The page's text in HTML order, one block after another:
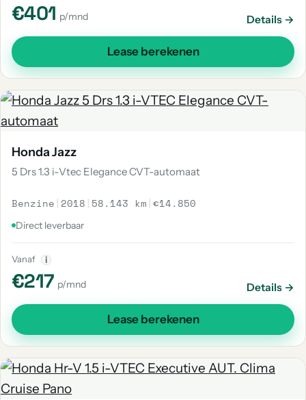
€401 p/mnd Details →
Lease berekenen
Honda Jazz
5 Drs 1.3 i-Vtec Elegance CVT-automaat
Benzine | 2018 | 58.143 km |€14.850
Direct leverbaar
Vanaf i
€217 p/mnd Details →
Lease berekenen